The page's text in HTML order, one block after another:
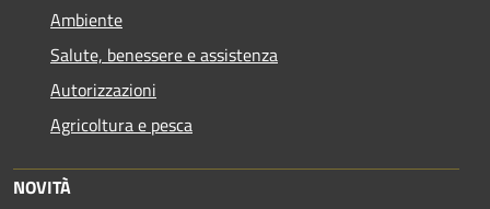
Ambiente
Salute, benessere e assistenza
Autorizzazioni
Agricoltura e pesca
NOVITÀ